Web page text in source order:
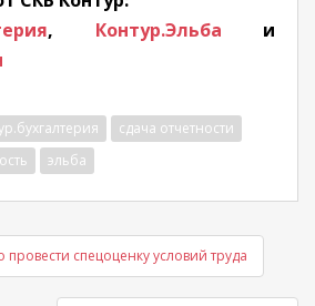
, Контур.Эльба и
сдача отчетности
эльба
спецоценку условий труда